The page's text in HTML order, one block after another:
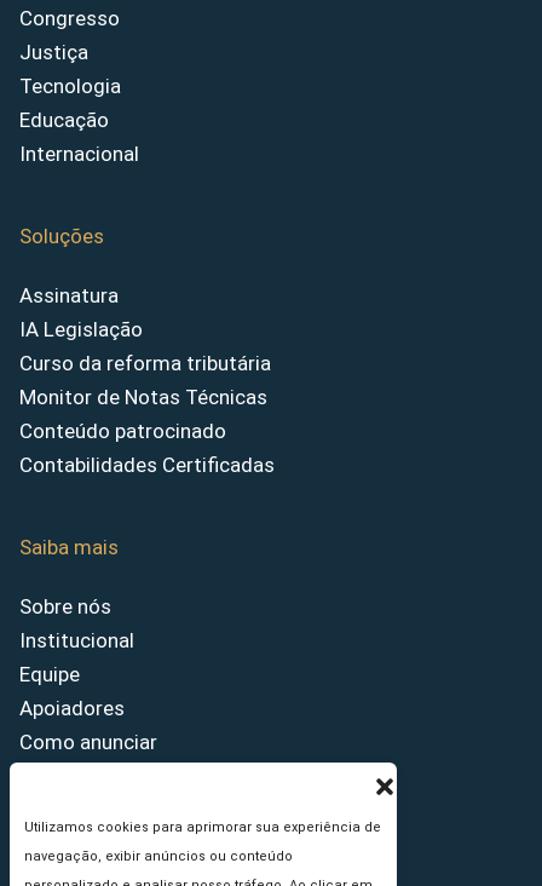
Utilizamos cookies para aprimorar sua experiência de
navegação, exibir anúncios ou conteúdo
Congresso
Justiça
Tecnologia
Educação
Internacional
Soluções
Assinatura
IA Legislação
Curso da reforma tributária
Monitor de Notas Técnicas
Conteúdo patrocinado
Contabilidades Certificadas
Saiba mais
Sobre nós
Institucional
Equipe
Apoiadores
Como anunciar
Princípios Editoriais